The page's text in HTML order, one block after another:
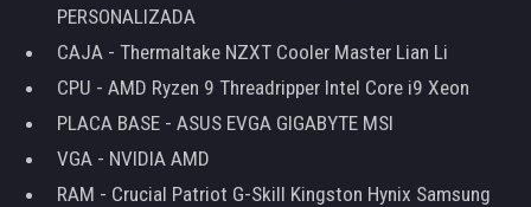
PERSONALIZADA
CAJA - Thermaltake NZXT Cooler Master Lian Li
CPU - AMD Ryzen 9 Threadripper Intel Core i9 Xeon
PLACA BASE - ASUS EVGA GIGABYTE MSI
VGA - NVIDIA AMD
RAM - Crucial Patriot G-Skill Kingston Hynix Samsung